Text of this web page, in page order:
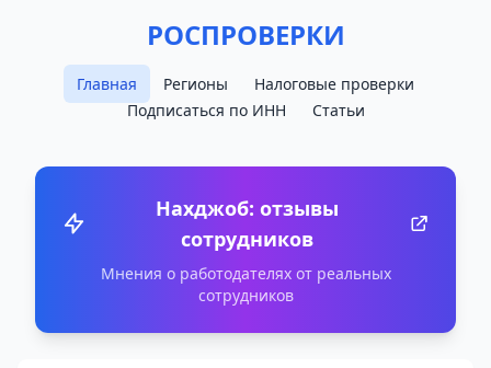
РОСПРОВЕРКИ
Главная Регионы
Налоговые проверки
Подписаться по ИНН
Статьи
Нахджоб: отзывы
сотрудников
Мнения о работодателях от реальных
сотрудников